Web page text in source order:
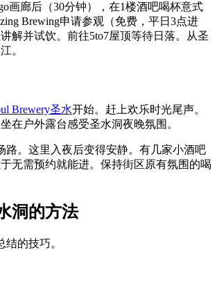
画廊后（30分钟），在1楼酒吧喝杯意式
Brewing申请参观（免费，平日3点进
解并试饮。前往5to7屋顶等待日落。从圣
。
Brewery圣水开始。赶上欢乐时光尾声。
在户外露台感受圣水洞夜晚氛围。
路。这里入夜后变得安静。有几家小酒吧
无需预约就能进。保持街区原有氛围的喝
洞的方法
结的技巧。